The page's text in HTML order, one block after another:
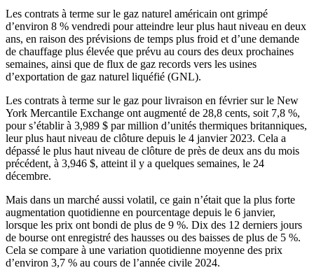
Les contrats à terme sur le gaz naturel américain ont grimpé
d’environ 8 % vendredi pour atteindre leur plus haut niveau en deux
ans, en raison des prévisions de temps plus froid et d’une demande
de chauffage plus élevée que prévu au cours des deux prochaines
semaines, ainsi que de flux de gaz records vers les usines
d’exportation de gaz naturel liquéfié (GNL).
Les contrats à terme sur le gaz pour livraison en février sur le New
York Mercantile Exchange ont augmenté de 28,8 cents, soit 7,8 %,
pour s’établir à 3,989 $ par million d’unités thermiques britanniques,
leur plus haut niveau de clôture depuis le 4 janvier 2023. Cela a
dépassé le plus haut niveau de clôture de près de deux ans du mois
précédent, à 3,946 $, atteint il y a quelques semaines, le 24
décembre.
Mais dans un marché aussi volatil, ce gain n’était que la plus forte
augmentation quotidienne en pourcentage depuis le 6 janvier,
lorsque les prix ont bondi de plus de 9 %. Dix des 12 derniers jours
de bourse ont enregistré des hausses ou des baisses de plus de 5 %.
Cela se compare à une variation quotidienne moyenne des prix
d’environ 3,7 % au cours de l’année civile 2024.